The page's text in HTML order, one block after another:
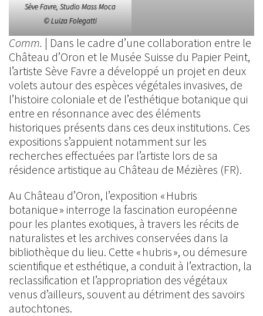
Sève Favre, Studio Mass Moca
© Luiza Folegatti
Comm. | Dans le cadre d’une collaboration entre le
Château d’Oron et le Musée Suisse du Papier Peint,
l’artiste Sève Favre a développé un projet en deux
volets autour des espèces végétales invasives, de
l’histoire coloniale et de l’esthétique botanique qui
entre en résonnance avec des éléments
historiques présents dans ces deux institutions. Ces
expositions s’appuient notamment sur les
recherches effectuées par l’artiste lors de sa
résidence artistique au Château de Mézières (FR).
Au Château d’Oron, l’exposition « Hubris
botanique » interroge la fascination européenne
pour les plantes exotiques, à travers les récits de
naturalistes et les archives conservées dans la
bibliothèque du lieu. Cette « hubris », ou démesure
scientifique et esthétique, a conduit à l’extraction, la
reclassification et l’appropriation des végétaux
venus d’ailleurs, souvent au détriment des savoirs
autochtones.